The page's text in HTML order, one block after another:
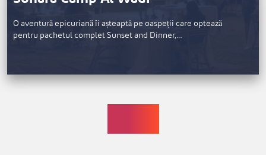
O aventură epicuriană îi așteaptă pe oaspeții care optează
pentru pachetul complet Sunset and Dinner,…